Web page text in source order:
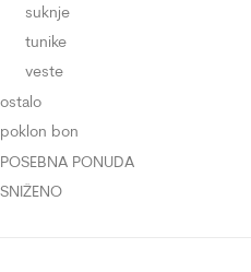
suknje
tunike
veste
ostalo
poklon bon
POSEBNA PONUDA
SNIŽENO